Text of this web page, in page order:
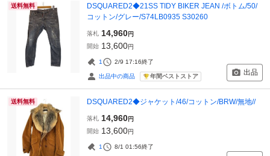
送料無料
DSQUARED2◆21SS TIDY BIKER JEAN /ボトム/50/
コットン/グレー/S74LB0935 S30260
落札 14,960円
開始 13,600円
1 2/9 17:16終了
出品中の商品 年間ベストストア 出品
送料無料 DSQUARED2◆ジャケット/46/コットン/BRW/無地//
落札 14,960円
開始 13,600円
1 8/1 01:56終了